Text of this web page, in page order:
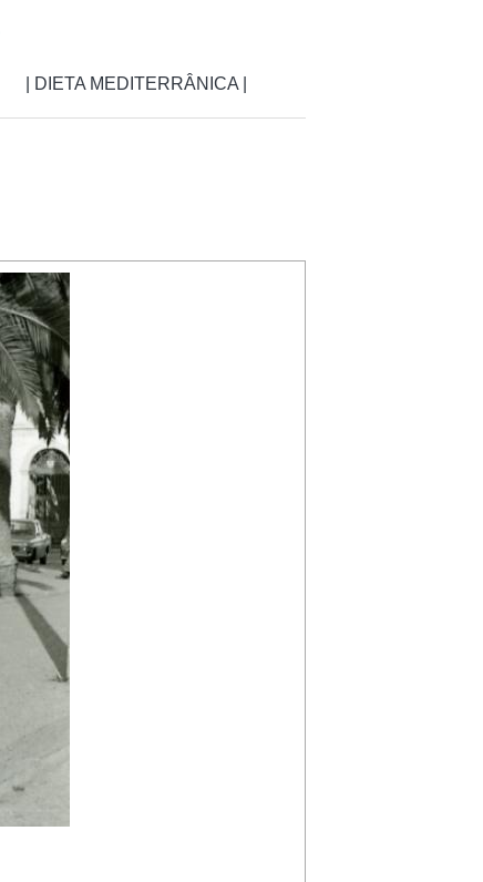
| DIETA MEDITERRÂNICA |